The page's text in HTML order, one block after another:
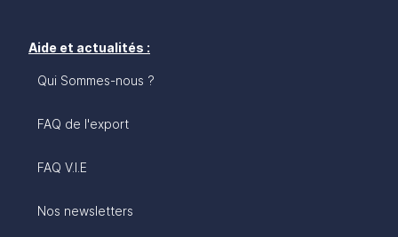
Aide et actualités :
Qui Sommes-nous ?
FAQ de l'export
FAQ V.I.E
Nos newsletters